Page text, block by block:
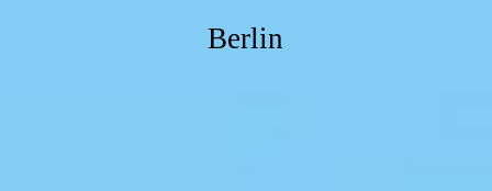
Berlin